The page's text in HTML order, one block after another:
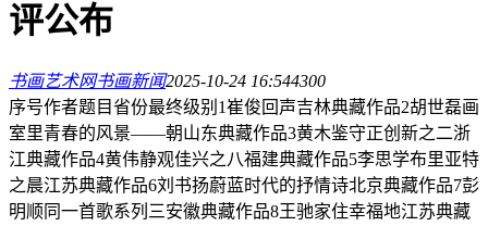
评公布
书画艺术网书画新闻2025-10-24 16:544300
序号作者题目省份最终级别1崔俊回声吉林典藏作品2胡世磊画
室里青春的风景——朝山东典藏作品3黄木鉴守正创新之二浙
江典藏作品4黄伟静观佳兴之八福建典藏作品5李思学布里亚特
之晨江苏典藏作品6刘书扬蔚蓝时代的抒情诗北京典藏作品7彭
明顺同一首歌系列三安徽典藏作品8王驰家住幸福地江苏典藏